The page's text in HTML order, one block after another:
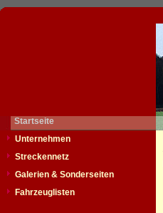
Startseite
Unternehmen
Streckennetz
Galerien & Sonderseiten
Fahrzeuglisten